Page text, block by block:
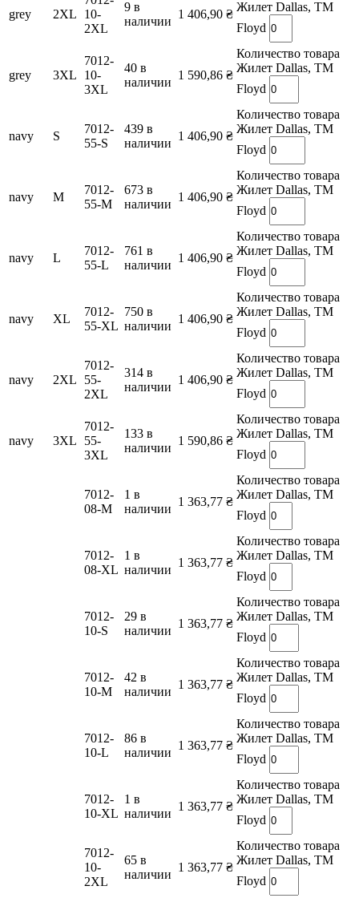
grey 2XL
10-
2XL
9 в
наличии
1 406,90 ₴
Жилет Dallas, TM
Floyd
grey 3XL
7012-
10-
3XL
40 в
наличии
1 590,86 ₴
Количество товара
Жилет Dallas, TM
Floyd
navy S
7012-
55-S
439 в
наличии
1 406,90 ₴
Количество товара
Жилет Dallas, TM
Floyd
navy M
7012-
55-M
673 в
наличии
1 406,90 ₴
Количество товара
Жилет Dallas, TM
Floyd
navy L
7012-
55-L
761 в
наличии
1 406,90 ₴
Количество товара
Жилет Dallas, TM
Floyd
navy XL
7012-
55-XL
750 в
наличии
1 406,90 ₴
Количество товара
Жилет Dallas, TM
Floyd
navy 2XL
7012-
55-
2XL
314 в
наличии
1 406,90 ₴
Количество товара
Жилет Dallas, TM
Floyd
navy 3XL
7012-
55-
3XL
133 в
наличии
1 590,86 ₴
Количество товара
Жилет Dallas, TM
Floyd
7012-
08-M
1 в
наличии
1 363,77 ₴
Количество товара
Жилет Dallas, TM
Floyd
7012-
08-XL
1 в
наличии
1 363,77 ₴
Количество товара
Жилет Dallas, TM
Floyd
7012-
10-S
29 в
наличии
1 363,77 ₴
Количество товара
Жилет Dallas, TM
Floyd
7012-
10-M
42 в
наличии
1 363,77 ₴
Количество товара
Жилет Dallas, TM
Floyd
7012-
10-L
86 в
наличии
1 363,77 ₴
Количество товара
Жилет Dallas, TM
Floyd
7012-
10-XL
1 в
наличии
1 363,77 ₴
Количество товара
Жилет Dallas, TM
Floyd
7012-
10-
2XL
65 в
наличии
1 363,77 ₴
Количество товара
Жилет Dallas, TM
Floyd